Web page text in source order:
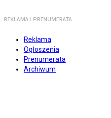
REKLAMA I PRENUMERATA
Reklama
Ogłoszenia
Prenumerata
Archiwum